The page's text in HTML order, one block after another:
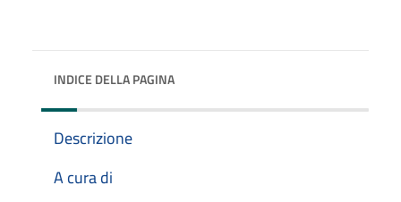
INDICE DELLA PAGINA
Descrizione
A cura di